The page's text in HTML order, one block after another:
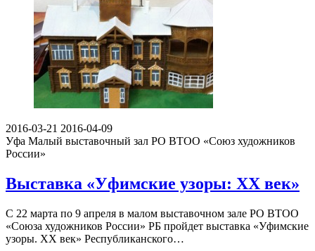
2016-03-21 2016-04-09
Уфа Малый выставочный зал РО ВТОО «Союз художников
России»
Выставка «Уфимские узоры: ХХ век»
С 22 марта по 9 апреля в малом выставочном зале РО ВТОО
«Союза художников России» РБ пройдет выставка «Уфимские
узоры. ХХ век» Республиканского…